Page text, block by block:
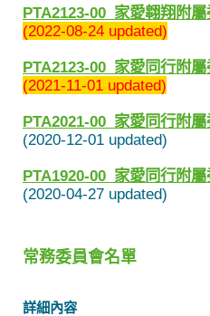
PTA2123-00_ 家愛翱翔附
(2022-08-24 updated)
PTA2123-00_ 家愛同行附
(2021-11-01 updated)
PTA2021-00_ 家愛同行附
(2020-12-01 updated)
PTA1920-00_ 家愛同行附
(2020-04-27 updated)
常務委員會名單
詳細內容